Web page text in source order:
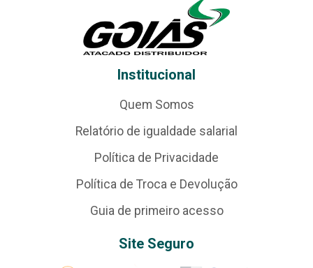
Institucional
Quem Somos
Relatório de igualdade salarial
Política de Privacidade
Política de Troca e Devolução
Guia de primeiro acesso
Site Seguro